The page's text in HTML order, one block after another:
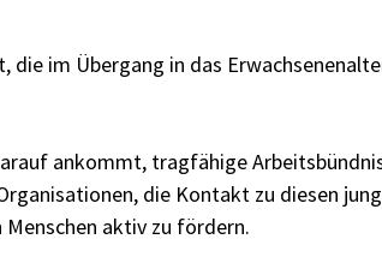
im Übergang in das
ankommt, tragfähige
die Kontakt zu diesen
aktiv zu fördern.